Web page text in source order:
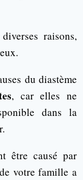
raisons,
du diastème
, car elles ne
dans la
être causé par
votre famille a